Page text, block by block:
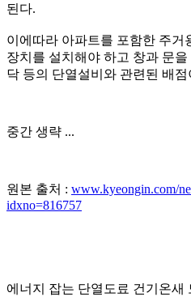
된다.
이에따라 아파트를 포함한 주거
장치를 설치해야 하고 창과 문
닥 등의 단열설비와 관련된 배점
중간 생략 ...
원본 출처 : www.kyeongin.com/
idxno=816757
에너지 잡는 단열도료 건기온새